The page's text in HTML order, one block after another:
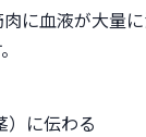
に血液が大量
）に伝わる